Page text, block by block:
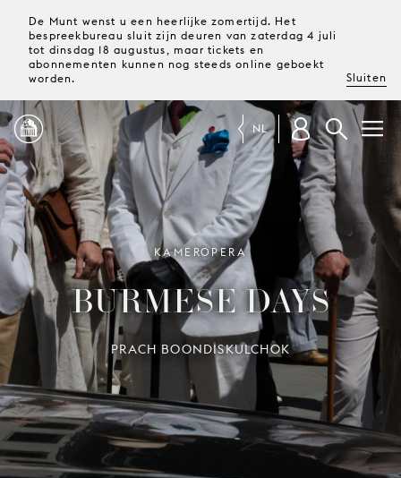
De Munt wenst u een heerlijke zomertijd. Het
bespreekbureau sluit zijn deuren van zaterdag 4 juli
tot dinsdag 18 augustus, maar tickets en
abonnementen kunnen nog steeds online geboekt
worden.
Sluiten
PROGRAMMA
MAGAZINE
TICKETS &
ABONNEMENTEN
UW
BEZOEK
JONG
PUBLIEK
NL
KAMEROPERA
BURMESE DAYS
PRACH BOONDISKULCHOK